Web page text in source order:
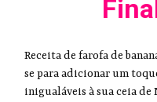
Receita de farofa de
se para adicionar um
inigualáveis à sua ceia de